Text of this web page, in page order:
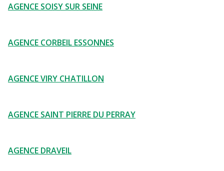
AGENCE SOISY SUR SEINE
AGENCE CORBEIL ESSONNES
AGENCE VIRY CHATILLON
AGENCE SAINT PIERRE DU PERRAY
AGENCE DRAVEIL